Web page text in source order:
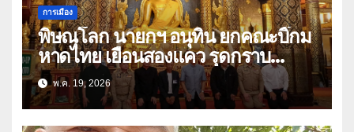
การเมือง
พิษณุโลก นายกฯ อนุทิน ยกคณะบิ๊กม
หาดไทย เยือนสองแคว รุดกราบ
พระพุทธชินราช ก่อนมีภารกิจร่วมฟัง
พระสวดอธิธรรม บิดา สส.พรรคภูมิใจ
ไทย เขต 3
พ.ค. 19, 2026